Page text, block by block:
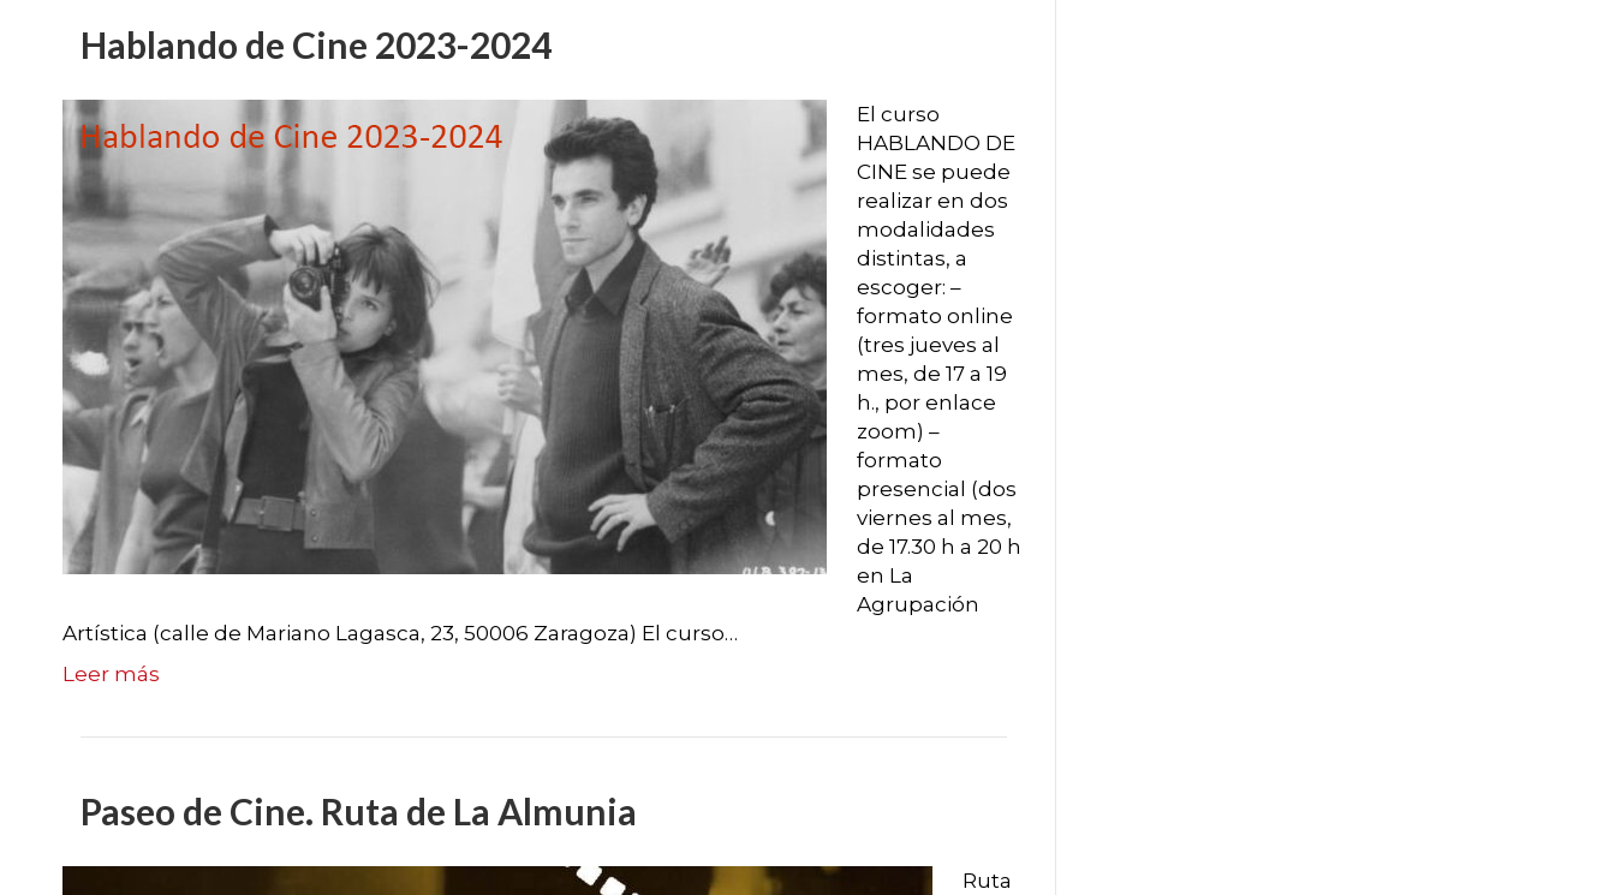
Hablando de Cine 2023-2024
El curso
HABLANDO DE
CINE se puede
realizar en dos
modalidades
distintas, a
escoger: –
formato online
(tres jueves al
mes, de 17 a 19
h., por enlace
zoom) –
formato
presencial (dos
viernes al mes,
de 17.30 h a 20 h
en La
Agrupación
Artística (calle de Mariano Lagasca, 23, 50006 Zaragoza) El curso…
Leer más
Paseo de Cine. Ruta de La Almunia
Ruta